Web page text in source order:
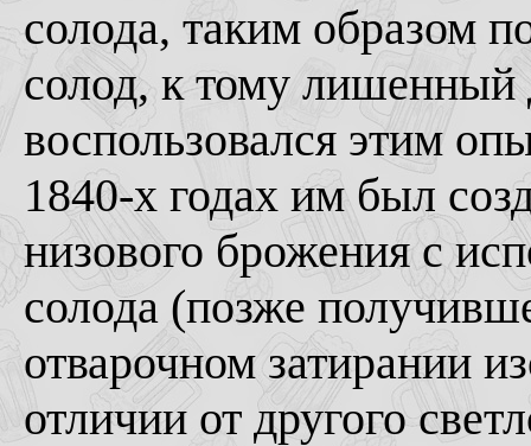
солода, таким образом
солод, к тому
воспользовался этим
1840-х годах им был
низового брожения с
солода (позже
отварочном затирании
отличии от другого